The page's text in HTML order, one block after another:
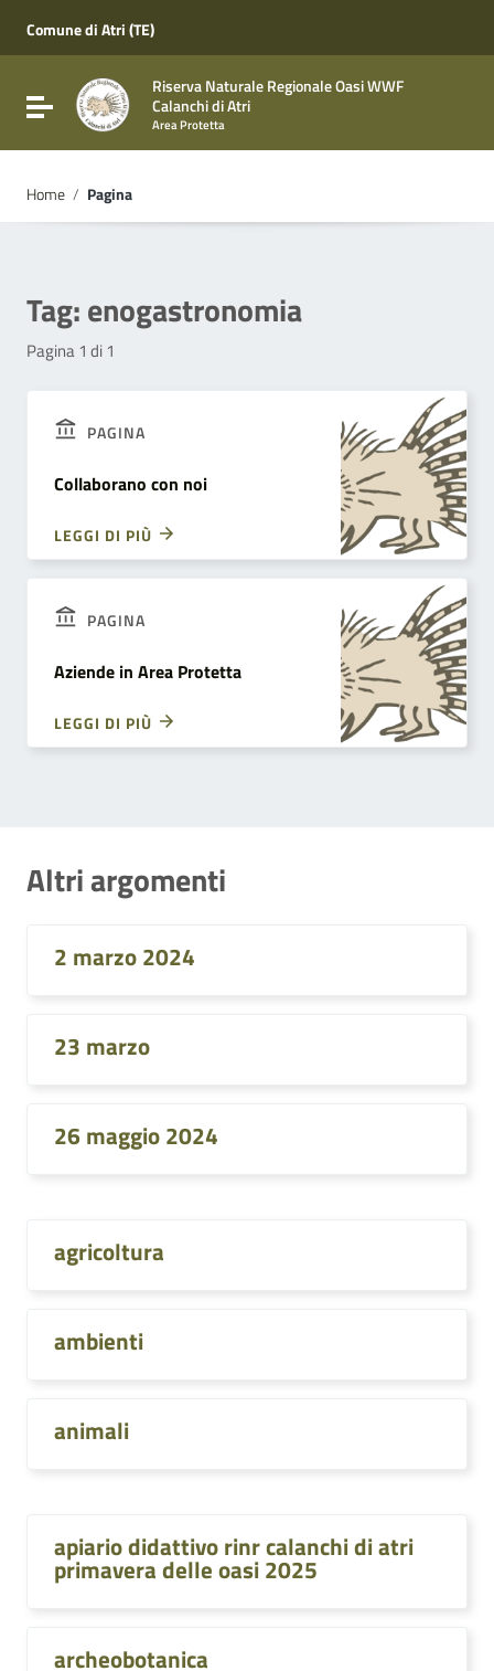
Vai al menu di navigazione
Vai al footer
Comune di Atri (TE)
Attiva / disattiva la navigazione
Riserva Naturale Regionale Oasi WWF
Calanchi di Atri
Area Protetta
Home / Pagina
Tag:enogastronomia
Pagina 1 di 1
PAGINA
Collaborano con noi
LEGGI DI PIÙ
PAGINA
Aziende in Area Protetta
LEGGI DI PIÙ
Altri argomenti
2 marzo 2024
23 marzo
26 maggio 2024
agricoltura
ambienti
animali
apiario didattivo rinr calanchi di atri
primavera delle oasi 2025
archeobotanica